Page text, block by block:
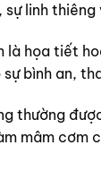
linh
là họa tiết
bình an,
thường
mâm